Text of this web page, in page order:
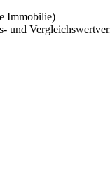
Immobilie)
und